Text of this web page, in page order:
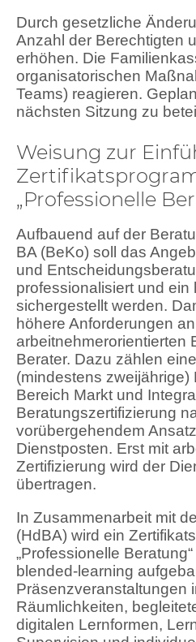
Durch gesetzliche
Anzahl der Berechtigten
erhöhen. Die
organisatorischen
Teams) reagieren.
nächsten Sitzung zu
Weisung zur
„Professionelle
Aufbauend auf der
BA (BeKo) soll das
und
professionalisiert und ein
sichergestellt werden.
höhere Anforderungen
arbeitnehmerorientierten
Berater. Dazu zählen
(mindestens zweijährige)
Bereich Markt und
Beratungszertifizierung
vorübergehendem
Dienstposten. Erst mit
Zertifizierung wird der
übertragen.
In Zusammenarbeit mit
(HdBA) wird ein
„Professionelle
blended-learning
Präsenzveranstaltungen
Räumlichkeiten,
digitalen Lernformen,